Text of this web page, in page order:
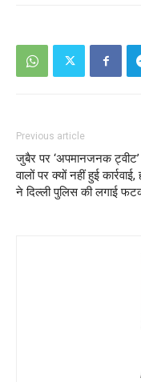
Previous article
जुबैर पर ‘अपमानजनक
वालों पर क्यों नहीं हुई कार्रवाई,
ने दिल्ली पुलिस की लगाई